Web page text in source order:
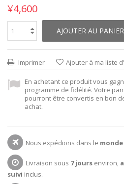
¥4,600
AJOUTER AU PANIER
Imprimer Ajouter à ma liste
En achetant ce produit vous
programme de fidélité. Votre
pourront être convertis en bon
achat.
Nous expédions dans le
Livraison sous 7 jours environ,
suivi inclus.